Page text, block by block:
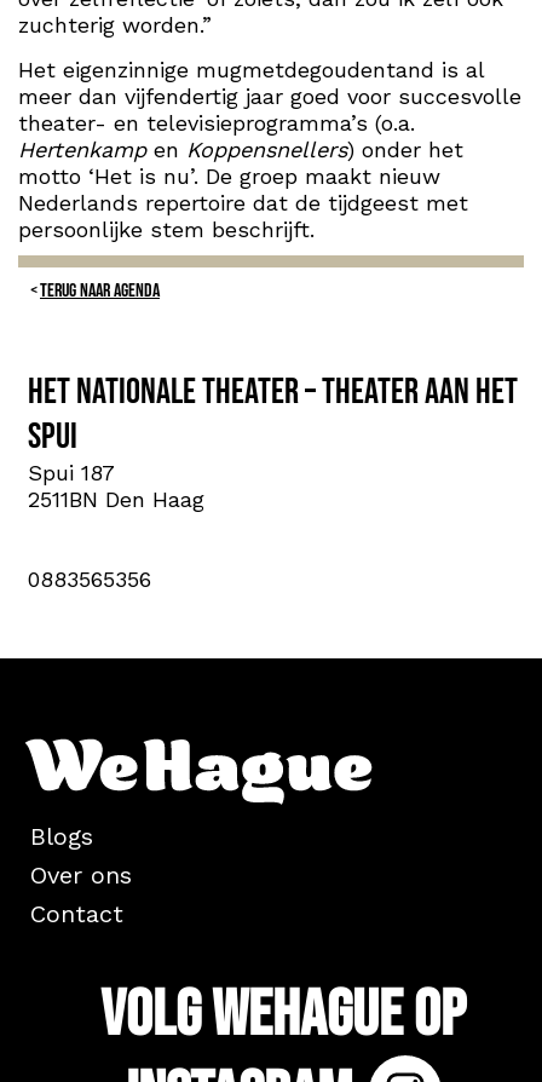
zuchterig worden.”
Het eigenzinnige mugmetdegoudentand is al
meer dan vijfendertig jaar goed voor succesvolle
theater- en televisieprogramma’s (o.a.
Hertenkampen Koppensnellers) onder het
motto ‘Het is nu’. De groep maakt nieuw
Nederlands repertoire dat de tijdgeest met
persoonlijke stem beschrijft.
TERUG NAAR AGENDA
Het Nationale Theater – Theater aan het
Spui
Spui 187
2511BN Den Haag
0883565356
Blogs
Over ons
Contact
Volg WeHague op